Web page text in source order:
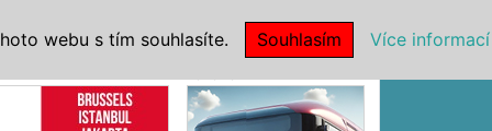
webu s tím souhlasíte. Souhlasím Více informací